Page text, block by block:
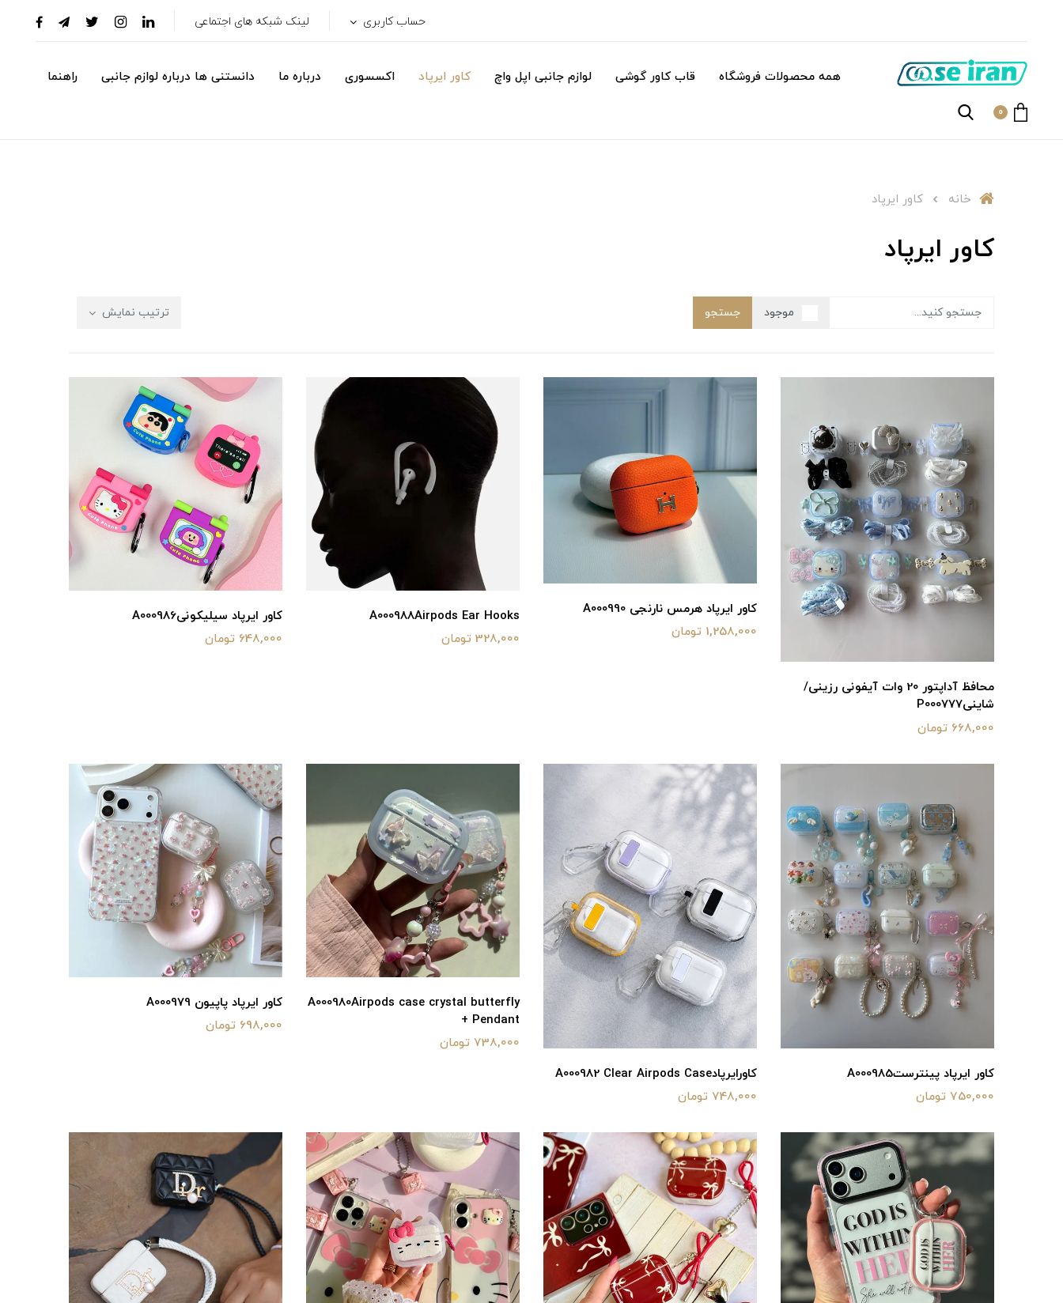
حساب کاربری لینک شبکه های اجتماعی
همه محصولات فروشگاه قاب کاور گوشی لوازم جانبی اپل واچ کاور ایرپاد اکسسوری درباره ما دانستنی ها درباره لوازم جانبی راهنما
0
خانه کاور ایرپاد
کاور ایرپاد
موجود جستجو ترتیب نمایش
محافظ آداپتور 20 وات آیفونی رزینی/
شاینیP000777
668,000 تومان
کاور ایرپاد هرمس نارنجی A000990
1,258,000 تومان
A000988Airpods Ear Hooks
328,000 تومان
کاور ایرپاد سیلیکونیA000986
648,000 تومان
کاور ایرپاد پینترستA000985
750,000 تومان
کاورایرپادA000982 Clear Airpods Case
748,000 تومان
A000980Airpods case crystal butterfly
+ Pendant
738,000 تومان
کاور ایرپاد پاپیون A000979
698,000 تومان